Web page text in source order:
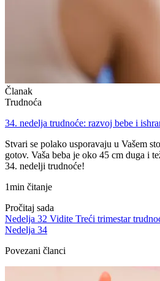
Članak
Trudnoća
34. nedelja trudnoće: razvoj bebe i
Stvari se polako usporavaju u Vašem
gotov. Vaša beba je oko 45 cm duga i
34. nedelji trudnoće!
1min čitanje
Pročitaj sada
Nedelja 32 Vidite Treći trimestar
Nedelja 34
Povezani članci